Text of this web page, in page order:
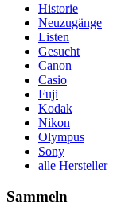
Historie
Neuzugänge
Listen
Gesucht
Canon
Casio
Fuji
Kodak
Nikon
Olympus
Sony
alle Hersteller
Sammeln